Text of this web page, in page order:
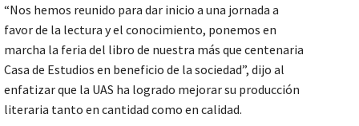
“Nos hemos reunido para dar inicio a una jornada a
favor de la lectura y el conocimiento, ponemos en
marcha la feria del libro de nuestra más que centenaria
Casa de Estudios en beneficio de la sociedad”, dijo al
enfatizar que la UAS ha logrado mejorar su producción
literaria tanto en cantidad como en calidad.